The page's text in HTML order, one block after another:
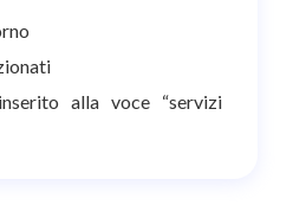
alla voce “servizi